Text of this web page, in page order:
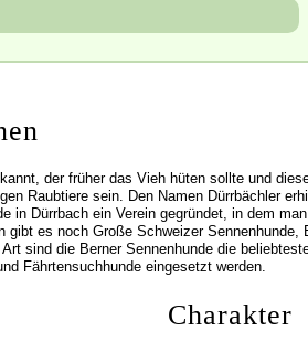
der früher das Vieh hüten sollte und
Raubtiere sein. Den Namen Dürrbächler
in Dürrbach ein Verein gegründet, in dem
gibt es noch Große Schweizer Sennenhunde,
sind die Berner Sennenhunde die
Fährtensuchhunde eingesetzt werden.
Charakter